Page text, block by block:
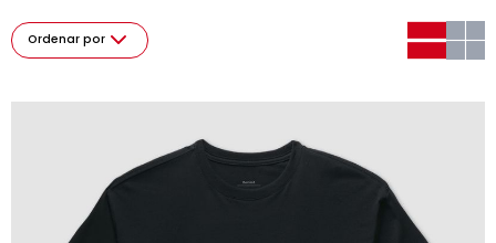
Ordenar por